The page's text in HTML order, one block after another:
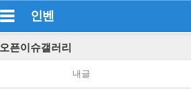
인벤
오픈이슈갤러리
내글